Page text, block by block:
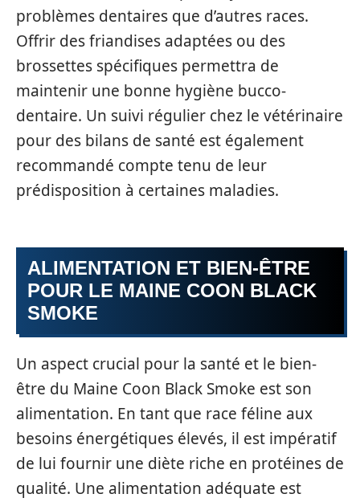
problèmes dentaires que d’autres races.
Offrir des friandises adaptées ou des
brossettes spécifiques permettra de
maintenir une bonne hygiène bucco-
dentaire. Un suivi régulier chez le vétérinaire
pour des bilans de santé est également
recommandé compte tenu de leur
prédisposition à certaines maladies.
ALIMENTATION ET BIEN-ÊTRE
POUR LE MAINE COON BLACK
SMOKE
Un aspect crucial pour la santé et le bien-
être du Maine Coon Black Smoke est son
alimentation. En tant que race féline aux
besoins énergétiques élevés, il est impératif
de lui fournir une diète riche en protéines de
qualité. Une alimentation adéquate est